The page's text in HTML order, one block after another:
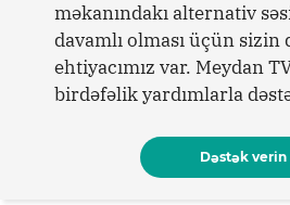
məkanındakı alternativ
davamlı olması üçün
ehtiyacımız var. Meydan
birdəfəlik yardımlarla
Dəstək verin